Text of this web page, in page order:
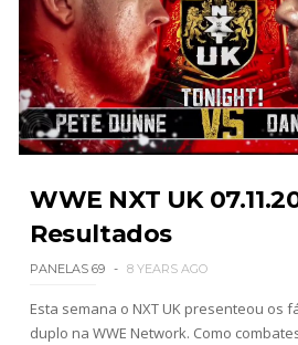
SCSA867-Aug 04 2026
ESTAGNAÇÃO NO MAIN
responde a críticas e deixa
lutadores da WWE
REGRESSO
critica promo de Big Cass e
frases icónicas
Unknown -Aug 06 2026
WWE NXT UK
Resultados
PANELAS 69 8 YEARS AGO
Esta semana o NXT UK presenteou os
duplo na WWE Network. Como